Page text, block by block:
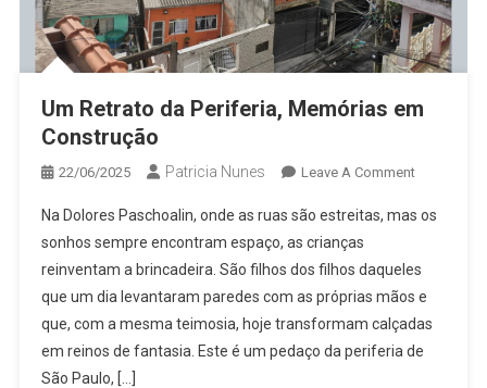
Um Retrato da Periferia, Memórias em
Construção
22/06/2025 Patricia Nunes Leave A CommentOn
Retrato
Periferia,
Memórias
Em
Construção
Na Dolores Paschoalin, onde as ruas são estreitas, mas os
sonhos sempre encontram espaço, as crianças
reinventam a brincadeira. São filhos dos filhos daqueles
que um dia levantaram paredes com as próprias mãos e
que, com a mesma teimosia, hoje transformam calçadas
em reinos de fantasia. Este é um pedaço da periferia de
São Paulo, […]